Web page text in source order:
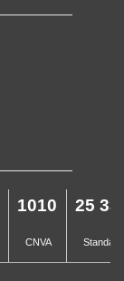
1010
CNVA
25 33